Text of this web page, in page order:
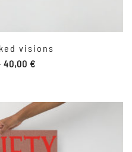
visions
40,00 €